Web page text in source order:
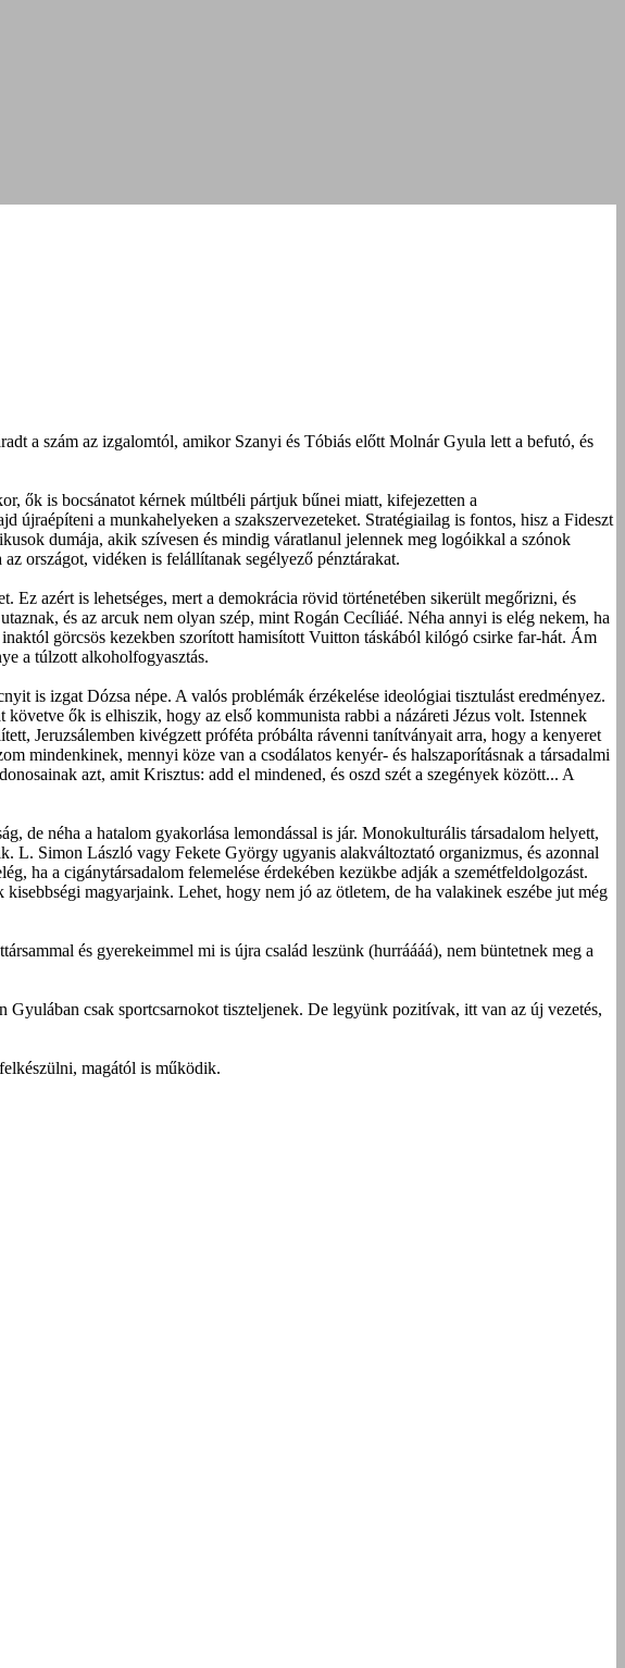
a szám az izgalomtól, amikor Szanyi és Tóbiás előtt Molnár Gyula lett a befutó, és
ők is bocsánatot kérnek múltbéli pártjuk bűnei miatt, kifejezetten a
újraépíteni a munkahelyeken a szakszervezeteket. Stratégiailag is fontos, hisz a Fideszt
dumája, akik szívesen és mindig váratlanul jelennek meg logóikkal a szónok
országot, vidéken is felállítanak segélyező pénztárakat.
azért is lehetséges, mert a demokrácia rövid történetében sikerült megőrizni, és
és az arcuk nem olyan szép, mint Rogán Cecíliáé. Néha annyi is elég nekem, ha
görcsös kezekben szorított hamisított Vuitton táskából kilógó csirke far-hát. Ám
a túlzott alkoholfogyasztás.
is izgat Dózsa népe. A valós problémák érzékelése ideológiai tisztulást eredményez.
ők is elhiszik, hogy az első kommunista rabbi a názáreti Jézus volt. Istennek
Jeruzsálemben kivégzett próféta próbálta rávenni tanítványait arra, hogy a kenyeret
mindenkinek, mennyi köze van a csodálatos kenyér- és halszaporításnak a társadalmi
azt, amit Krisztus: add el mindened, és oszd szét a szegények között... A
de néha a hatalom gyakorlása lemondással is jár. Monokulturális társadalom helyett,
L. Simon László vagy Fekete György ugyanis alakváltoztató organizmus, és azonnal
ha a cigánytársadalom felemelése érdekében kezükbe adják a szemétfeldolgozást.
magyarjaink. Lehet, hogy nem jó az ötletem, de ha valakinek eszébe jut még
és gyerekeimmel mi is újra család leszünk (hurráááá), nem büntetnek meg a
csak sportcsarnokot tiszteljenek. De legyünk pozitívak, itt van az új vezetés,
magától is működik.